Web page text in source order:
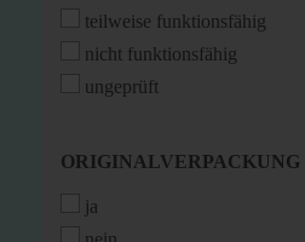
teilweise funktionsfähig
nicht funktionsfähig
ungeprüft
ORIGINALVERPACKUNG
ORIGINALVERPACKUNG
ja